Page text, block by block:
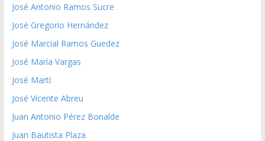
José Antonio Ramos Sucre
José Gregorio Hernández
José Marcial Ramos Guedez
José María Vargas
José Martí
José Vicente Abreu
Juan Antonio Pérez Bonalde
Juan Bautista Plaza